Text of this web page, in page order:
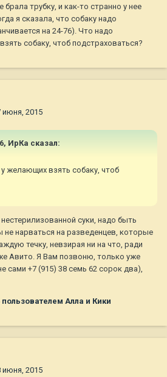
брала трубку, и как-то странно у нее
я сказала, что собаку надо
на 24-76). Что надо
собаку, чтоб подстраховаться?
июня, 2015
ИрКа сказал:
желающих взять собаку, чтоб
суки, надо быть
нарваться на разведенцев, которые
течку, невзирая ни на что, ради
Авито. Я Вам позвоню, только уже
сами +7 (915) 38 семь 62 сорок два),
пользователем Алла и Кики
июня, 2015